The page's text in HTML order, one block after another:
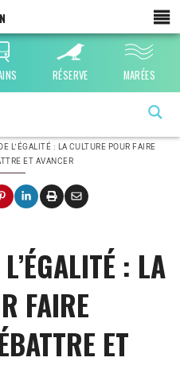
RÉSERVE MARÉES
L’ÉGALITÉ : LA CULTURE POUR FAIRE
ET AVANCER
: LA
FAIRE
ET